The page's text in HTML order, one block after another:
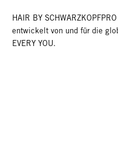
HAIR BY
entwickelt von und für die
EVERY YOU.